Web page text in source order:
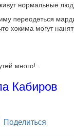
нормальные
переодеться
хокима могут
много!..
Кабиров
Telegram
Поделиться